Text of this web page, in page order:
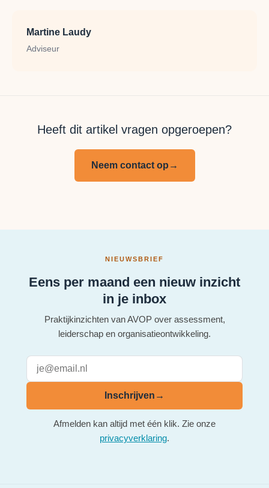
Martine Laudy
Adviseur
Heeft dit artikel vragen opgeroepen?
Neem contact op →
NIEUWSBRIEF
Eens per maand een nieuw inzicht
in je inbox
Praktijkinzichten van AVOP over assessment,
leiderschap en organisatieontwikkeling.
Inschrijven →
Afmelden kan altijd met één klik. Zie onze
privacyverklaring.